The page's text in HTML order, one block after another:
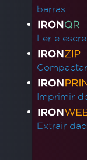
barras.
Ler e
Imprimir
Extrair